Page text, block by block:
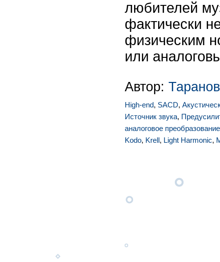
любителей
фактически
физическим
или
Автор:
High-end, SACD,
Источник звука,
аналоговое преобразование
Kodo, Krell, Light Harmonic,